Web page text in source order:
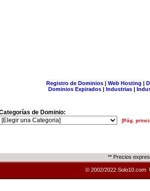
Registro de Dominios| Web Hosting |
Dominios Expirados | Industrias |
de Dominio:
[Pág.
** Precios
© 2002/2022 Solo10.com